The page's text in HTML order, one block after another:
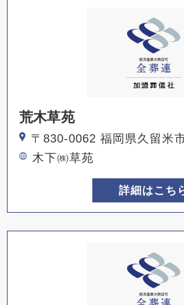
荒木草苑
〒830-0062 福岡県久留米
木下㈱草苑
詳細はこち